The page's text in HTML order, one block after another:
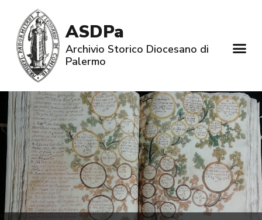
ASDPa
Archivio Storico Diocesano di
Palermo